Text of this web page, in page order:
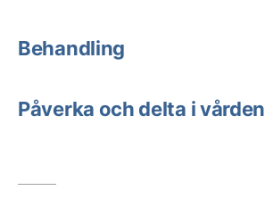
Behandling
Påverka och delta i vården